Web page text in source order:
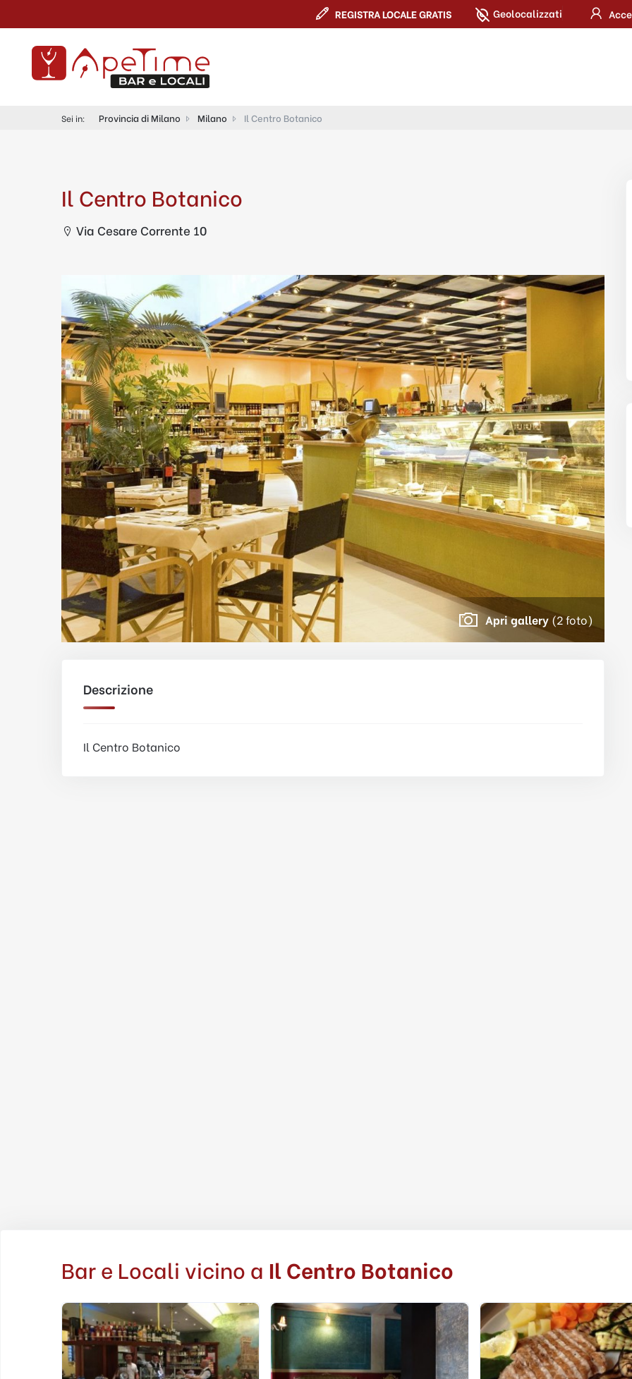
REGISTRA LOCALE GRATIS Geolocalizzati
Sei in: Provincia di Milano Milano Il Centro Botanico
Il Centro Botanico
Via Cesare Corrente 10
Apri gallery (2 foto)
Descrizione
Il Centro Botanico
Bar e Locali vicino a Il Centro Botanico